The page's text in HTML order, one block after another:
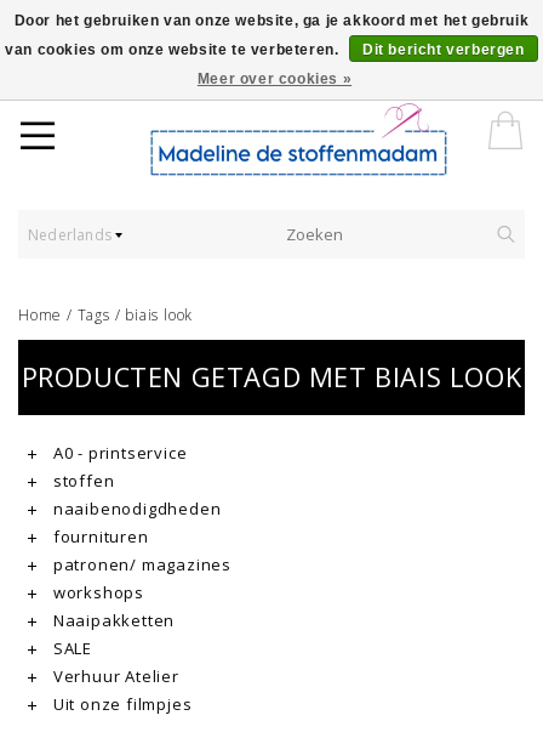
Worldwide Shipping - Onze stoffen worden verkocht per 10 cm.
Nederlands
Home / Tags / biais look
PRODUCTEN GETAGD MET BIAIS LOOK
A0 - printservice
stoffen
naaibenodigdheden
fournituren
patronen/ magazines
workshops
Naaipakketten
SALE
Verhuur Atelier
Uit onze filmpjes
Door het gebruiken van onze website, ga je akkoord met het gebruik
van cookies om onze website te verbeteren.
Dit bericht verbergen
Meer over cookies »